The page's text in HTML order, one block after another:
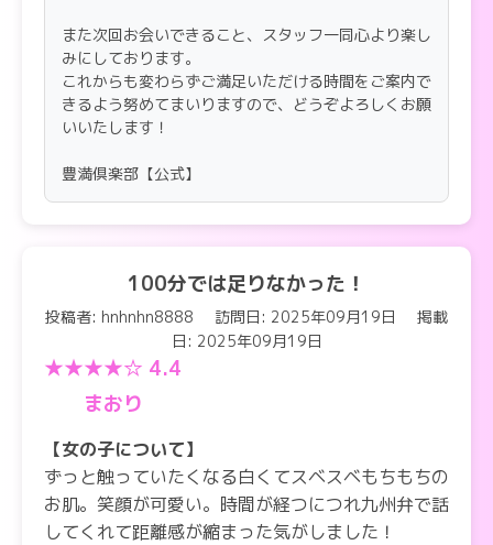
また次回お会いできること、スタッフ一同心より楽し
みにしております。
これからも変わらずご満足いただける時間をご案内で
きるよう努めてまいりますので、どうぞよろしくお願
いいたします！
豊満倶楽部【公式】
100分では足りなかった！
投稿者: hnhnhn8888 訪問日: 2025年09月19日
掲載
日: 2025年09月19日
★★★★☆ 4.4
まおり
【女の子について】
ずっと触っていたくなる白くてスベスベもちもちの
お肌。笑顔が可愛い。時間が経つにつれ九州弁で話
してくれて距離感が縮まった気がしました！